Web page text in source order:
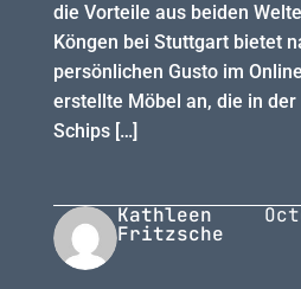
die Vorteile aus beiden
Köngen bei Stuttgart bietet
persönlichen Gusto im
erstellte Möbel an, die in
Schips […]
Kathleen
Fritzsche